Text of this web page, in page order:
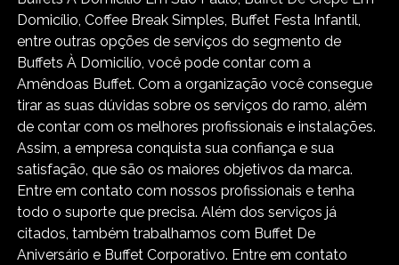
Domicílio, Coffee Break Simples, Buffet Festa Infantil,
entre outras opções de serviços do segmento de
Buffets À Domicilío, você pode contar com a
Amêndoas Buffet. Com a organização você consegue
tirar as suas dúvidas sobre os serviços do ramo, além
de contar com os melhores profissionais e instalações.
Assim, a empresa conquista sua confiança e sua
satisfação, que são os maiores objetivos da marca.
Entre em contato com nossos profissionais e tenha
todo o suporte que precisa. Além dos serviços já
citados, também trabalhamos com Buffet De
Aniversário e Buffet Corporativo. Entre em contato